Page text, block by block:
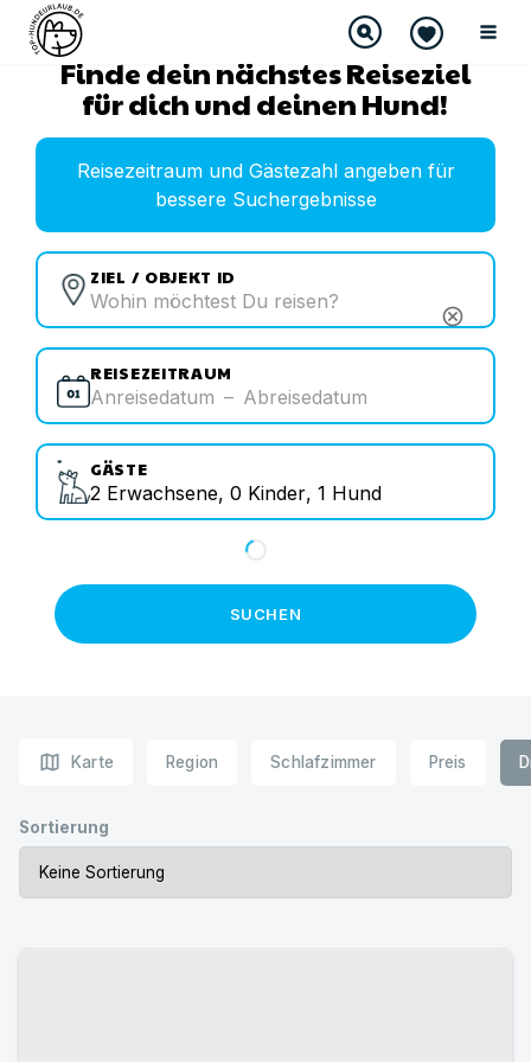
Finde dein nächstes Reiseziel
für dich und deinen Hund!
Reisezeitraum und Gästezahl angeben für
bessere Suchergebnisse
ZIEL / OBJEKT ID
cancel
REISEZEITRAUM
Anreisedatum – Abreisedatum
GÄSTE
2 Erwachsene, 0 Kinder, 1 Hund
SUCHEN
map Karte Region Schlafzimmer Preis
Sortierung